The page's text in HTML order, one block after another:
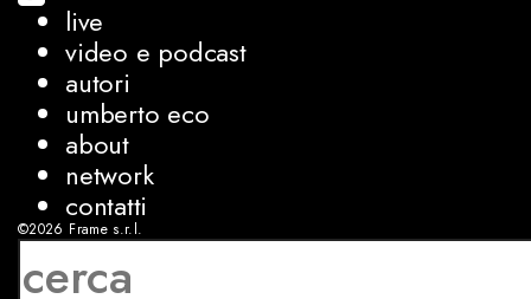
live
video e podcast
autori
umberto eco
about
network
contatti
©2026 Frame s.r.l.
P.IVA 08927250962
sviluppo:Luca Bunino